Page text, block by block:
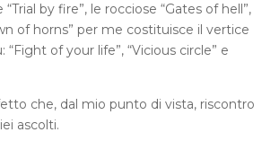
by fire”, le rocciose “Gates of hell”,
of horns” per me costituisce il vertice
of your life”, “Vicious circle” e
che, dal mio punto di vista, riscontro
ascolti.